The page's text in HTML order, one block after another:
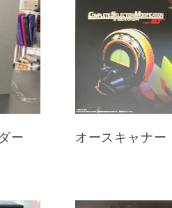
ー
オースキャナー